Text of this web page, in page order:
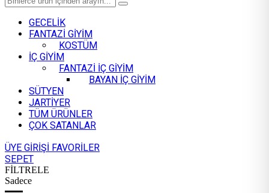
GECELİK
FANTAZİ GİYİM
KOSTÜM
İÇ GİYİM
FANTAZİ İÇ GİYİM
BAYAN İÇ GİYİM
SÜTYEN
JARTİYER
TÜM ÜRÜNLER
ÇOK SATANLAR
ÜYE GİRİŞİ FAVORİLER
SEPET
FİLTRELE
Sadece